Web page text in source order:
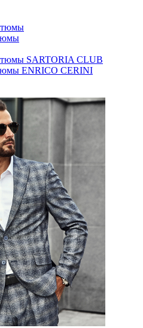
SARTORIA CLUB
ENRICO CERINI